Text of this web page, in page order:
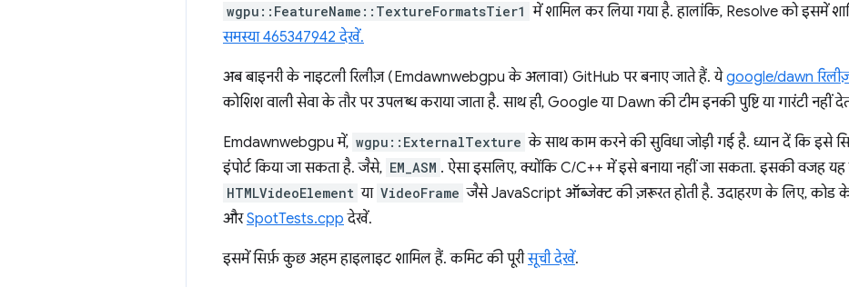
wgpu::FeatureName::TextureFormatsTier1 में शामिल कर लिया गया है. हालांकि, Resolve को इसमें
समस्या 465347942 देखें.
अब बाइनरी के नाइटली रिलीज़ (Emdawnwebgpu के अलावा) GitHub पर बनाए जाते हैं. येgoogle/dawn
कोशिश वाली सेवा के तौर पर उपलब्ध कराया जाता है. साथ ही, Google या Dawn की टीम इनकी पुष्टि या गारंटी नहीं
Emdawnwebgpu में, wgpu::ExternalTexture के साथ काम करने की सुविधा जोड़ी गई है. ध्यान दें कि इसे
इंपोर्ट किया जा सकता है. जैसे, EM_ASM . ऐसा इसलिए, क्योंकि C/C++ में इसे बनाया नहीं जा सकता. इसकी वजह
HTMLVideoElement या VideoFrame जैसे JavaScript ऑब्जेक्ट की ज़रूरत होती है. उदाहरण के लिए, कोड
औरSpotTests.cpp देखें.
इसमें सिर्फ़ कुछ अहम हाइलाइट शामिल हैं. कमिट की पूरीसूची देखें.